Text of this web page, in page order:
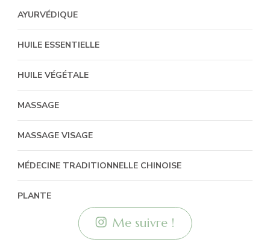
AYURVÉDIQUE
HUILE ESSENTIELLE
HUILE VÉGÉTALE
MASSAGE
MASSAGE VISAGE
MÉDECINE TRADITIONNELLE CHINOISE
PLANTE
Me suivre !